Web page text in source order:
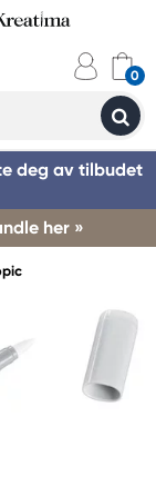
deg av tilbudet
her »